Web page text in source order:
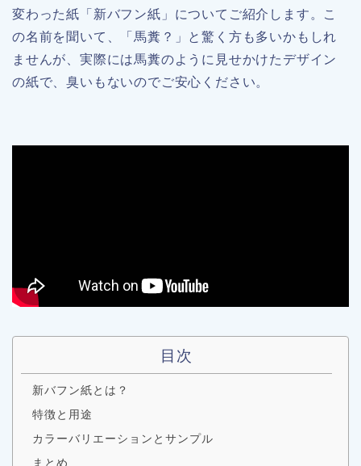
変わった紙「新バフン紙」についてご紹介します。こ
の名前を聞いて、「馬糞？」と驚く方も多いかもしれ
ませんが、実際には馬糞のように見せかけたデザイン
の紙で、臭いもないのでご安心ください。
目次
新バフン紙とは？
特徴と用途
カラーバリエーションとサンプル
まとめ